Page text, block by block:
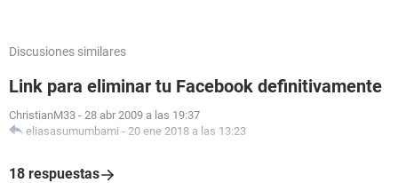
Discusiones similares
Link para eliminar tu Facebook definitivamente
ChristianM33 - 28 abr 2009 a las 19:37
eliasasumumbami - 20 ene 2018 a las 13:23
18 respuestas